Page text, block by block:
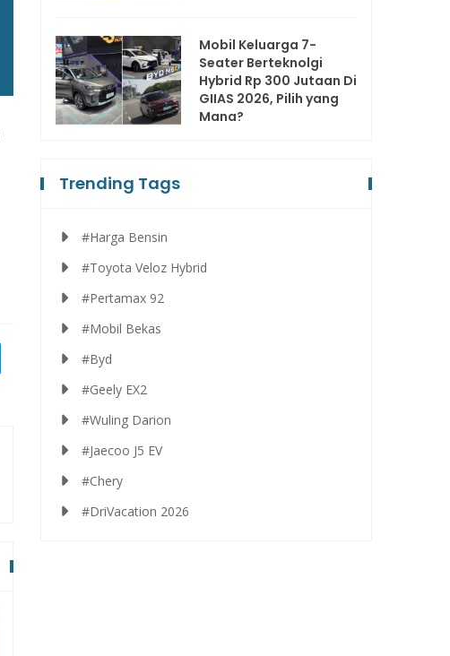
Mobil Keluarga 7-
Seater Berteknolgi
Hybrid Rp 300 Jutaan Di
GIIAS 2026, Pilih yang
Mana?
Trending Tags
#Harga Bensin
#Toyota Veloz Hybrid
#Pertamax 92
#Mobil Bekas
#Byd
#Geely EX2
#Wuling Darion
#Jaecoo J5 EV
#Chery
#DriVacation 2026